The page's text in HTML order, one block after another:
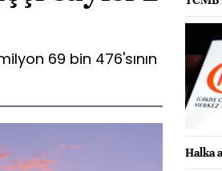
69 bin 476'sının
Halka